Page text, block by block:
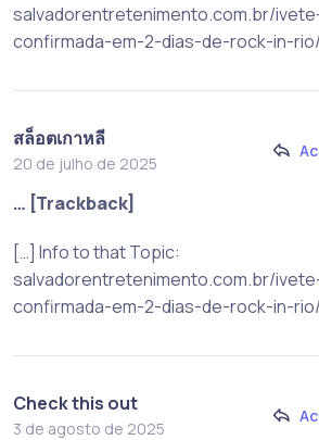
salvadorentretenimento.com.br/
confirmada-em-2-dias-de-rock-in-
สล็อตเกาหลี
20 de julho de 2025
… [Trackback]
[…] Info to that Topic:
salvadorentretenimento.com.br/
confirmada-em-2-dias-de-rock-in-
Check this out
3 de agosto de 2025